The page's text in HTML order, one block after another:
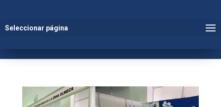
Seleccionar página